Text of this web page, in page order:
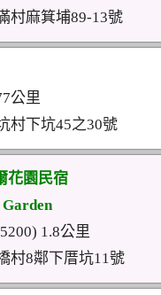
村麻箕埔89-13號
公里
村下坑45之30號
花園民宿
1.8公里
村8鄰下厝坑11號